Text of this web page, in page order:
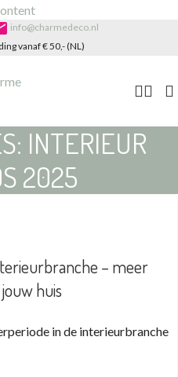
info@charmedeco.nl
vanaf € 50,- (NL)
INTERIEUR
2025
– meer
huis
in de interieurbranche